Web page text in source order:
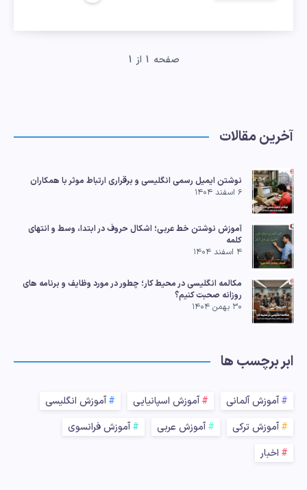
صفحه 1 از 1
آخرین مقالات
نوشتن ایمیل رسمی انگلیسی و برقراری ارتباط موثر با همکاران
۶ اسفند ۱۴۰۴
آموزش نوشتن خط عربی؛ اشکال حروف در ابتدا، وسط و انتهای
کلمه
۴ اسفند ۱۴۰۴
مکالمه انگلیسی در محیط کار؛ چطور در مورد وظایف و برنامه های
روزانه صحبت کنیم؟
۳۰ بهمن ۱۴۰۴
ابر برچسب ها
آموزش آلمانی آموزش اسپانیایی
آموزش انگلیسی
آموزش ترکی
آموزش عربی
آموزش فرانسوی
اخبار